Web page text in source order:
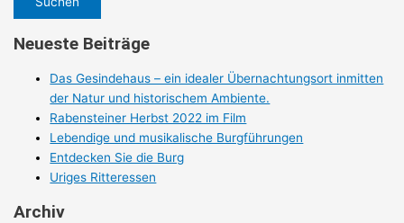
Neueste Beiträge
Das Gesindehaus – ein idealer Übernachtungsort inmitten
der Natur und historischem Ambiente.
Rabensteiner Herbst 2022 im Film
Lebendige und musikalische Burgführungen
Entdecken Sie die Burg
Uriges Ritteressen
Archiv